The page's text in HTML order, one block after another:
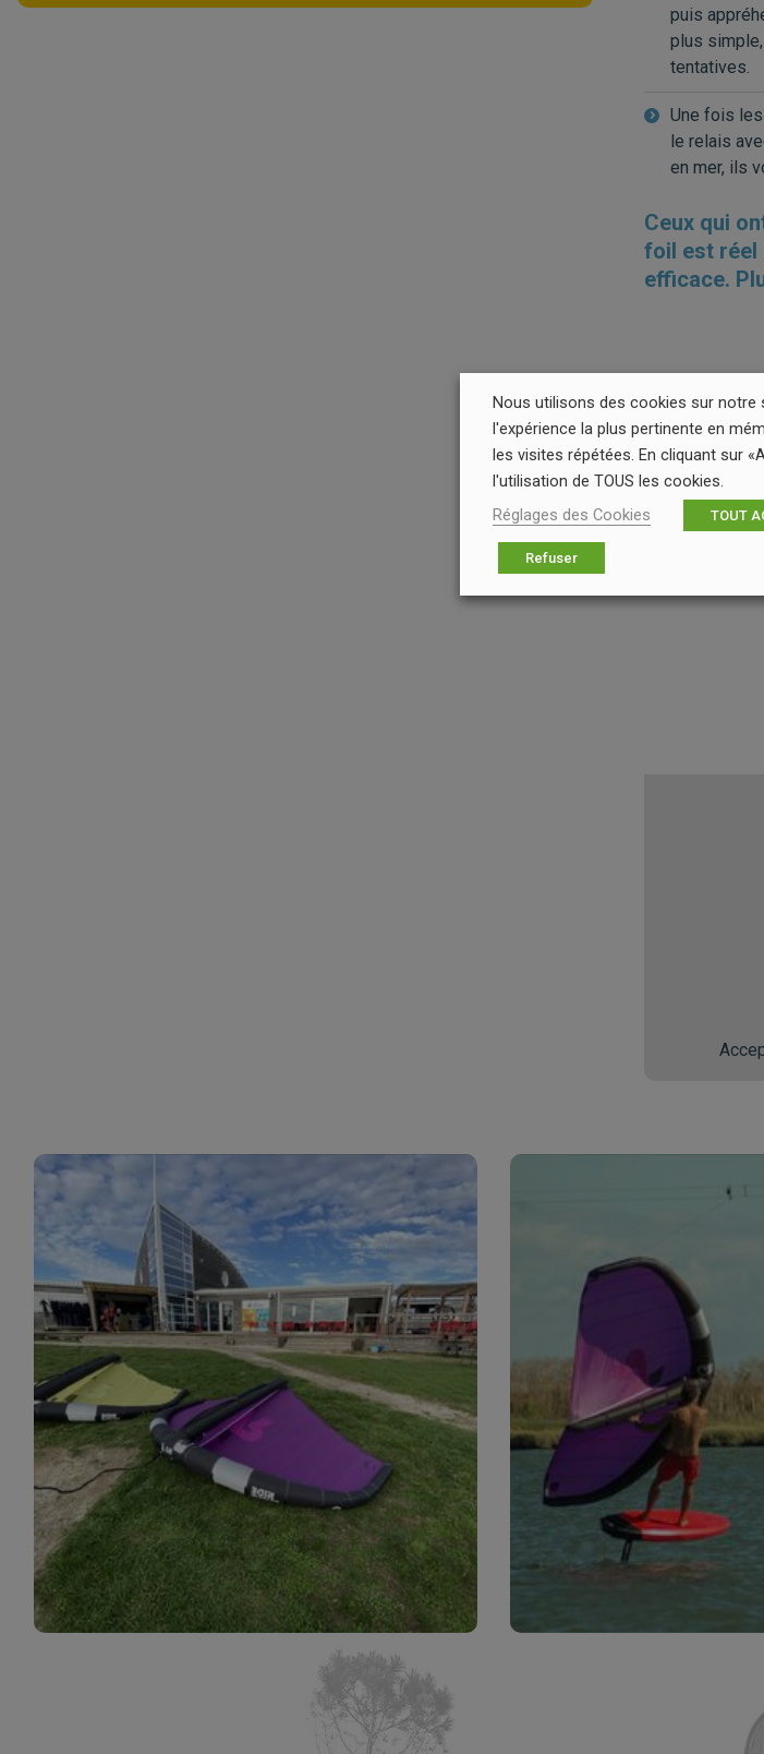
puis
plus
tentatives.
Une fois
le relais
en mer, ils
Ceux qui
foil est réel
efficace.
Nous utilisons des cookies sur
l'expérience la plus pertinente en
les visites répétées. En cliquant sur
l'utilisation de TOUS les cookies.
Réglages des Cookies
TOUT
Refuser